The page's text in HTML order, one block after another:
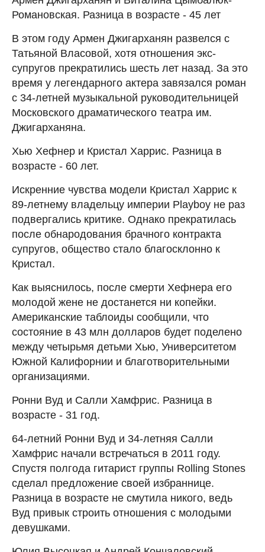
Романовская. Разница в возрасте - 45 лет
В этом году Армен Джигарханян развелся с
Татьяной Власовой, хотя отношения экс-
супругов прекратились шесть лет назад. За это
время у легендарного актера завязался роман
с 34-летней музыкальной руководительницей
Московского драматического театра им.
Джигарханяна.
Хью Хефнер и Кристал Харрис. Разница в
возрасте - 60 лет.
Искренние чувства модели Кристал Харрис к
89-летнему владельцу империи Playboy не раз
подвергались критике. Однако прекратилась
после обнародования брачного контракта
супругов, общество стало благосклонно к
Кристал.
Как выяснилось, после смерти Хефнера его
молодой жене не достанется ни копейки.
Американские таблоиды сообщили, что
состояние в 43 млн долларов будет поделено
между четырьмя детьми Хью, Университетом
Южной Калифорнии и благотворительными
организациями.
Ронни Вуд и Салли Хамфрис. Разница в
возрасте - 31 год.
64-летний Ронни Вуд и 34-летняя Салли
Хамфрис начали встречаться в 2011 году.
Спустя полгода гитарист группы Rolling Stones
сделал предложение своей избраннице.
Разница в возрасте не смутила никого, ведь
Вуд привык строить отношения с молодыми
девушками.